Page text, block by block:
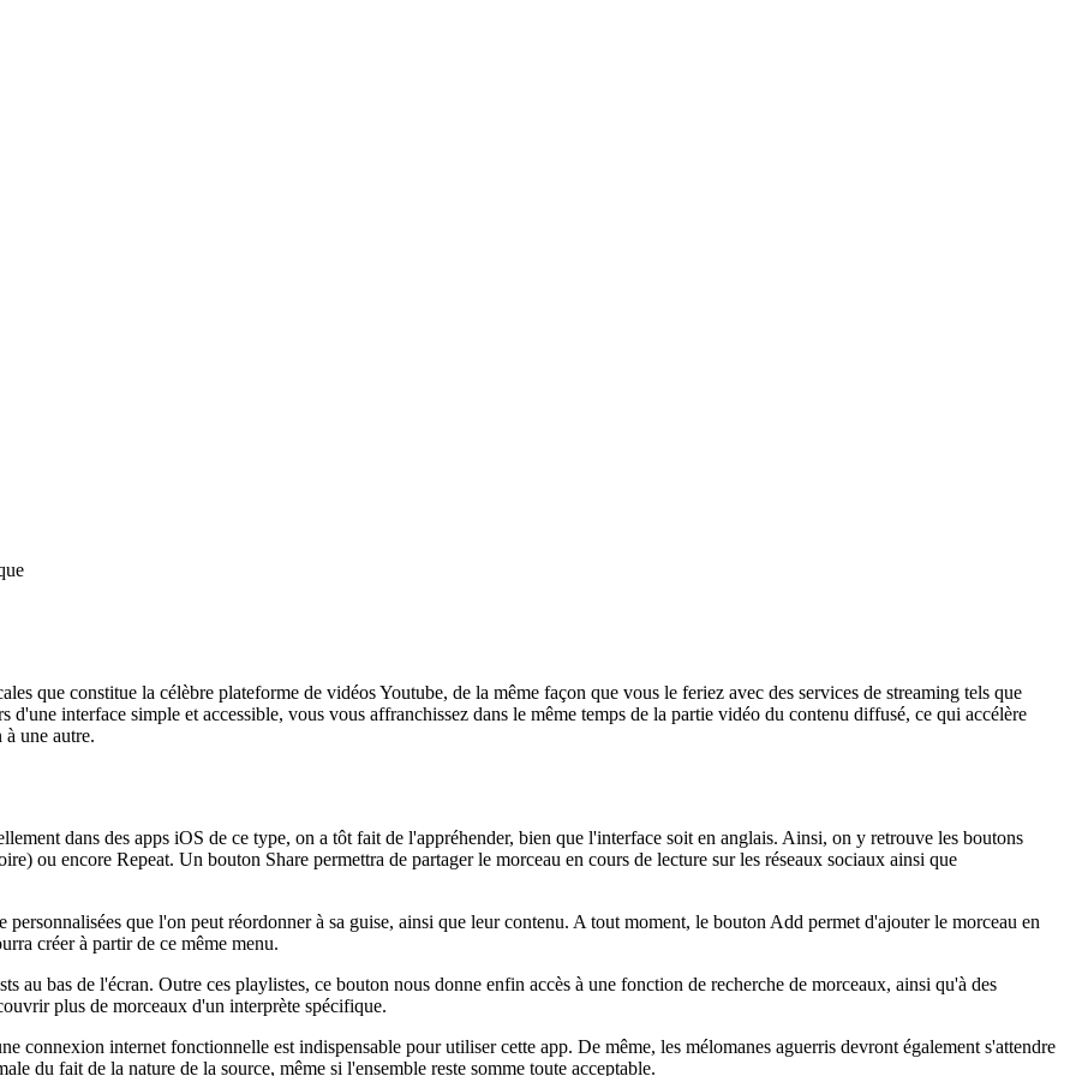
que constitue la célèbre plateforme de vidéos Youtube, de la même façon que vous le feriez avec des services de streaming tels que
interface simple et accessible, vous vous affranchissez dans le même temps de la partie vidéo du contenu diffusé, ce qui accélère
à une autre.
dans des apps iOS de ce type, on a tôt fait de l'appréhender, bien que l'interface soit en anglais. Ainsi, on y retrouve les boutons
ou encore Repeat. Un bouton Share permettra de partager le morceau en cours de lecture sur les réseaux sociaux ainsi que
que l'on peut réordonner à sa guise, ainsi que leur contenu. A tout moment, le bouton Add permet d'ajouter le morceau en
créer à partir de ce même menu.
au bas de l'écran. Outre ces playlistes, ce bouton nous donne enfin accès à une fonction de recherche de morceaux, ainsi qu'à des
plus de morceaux d'un interprète spécifique.
connexion internet fonctionnelle est indispensable pour utiliser cette app. De même, les mélomanes aguerris devront également s'attendre
du fait de la nature de la source, même si l'ensemble reste somme toute acceptable.